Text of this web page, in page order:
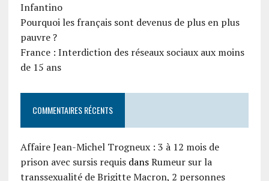
Infantino
Pourquoi les français sont devenus de plus en plus
pauvre ?
France : Interdiction des réseaux sociaux aux moins
de 15 ans
COMMENTAIRES RÉCENTS
Affaire Jean-Michel Trogneux : 3 à 12 mois de
prison avec sursis requisdansRumeur sur la
transsexualité de Brigitte Macron, 2 personnes